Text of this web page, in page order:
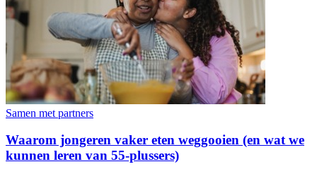
Samen met partners
Waarom jongeren vaker eten weggooien (en wat we
kunnen leren van 55-plussers)